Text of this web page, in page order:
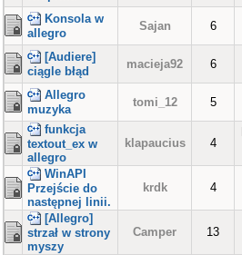
Konsola w
allegro
Sajan 6
[Audiere]
ciągle błąd
macieja92 6
Allegro
muzyka
tomi_12 5
funkcja
textout_ex w
allegro
klapaucius 4
WinAPI
Przejście do
następnej linii.
krdk 4
[Allegro]
strzał w strony
myszy
Camper 13